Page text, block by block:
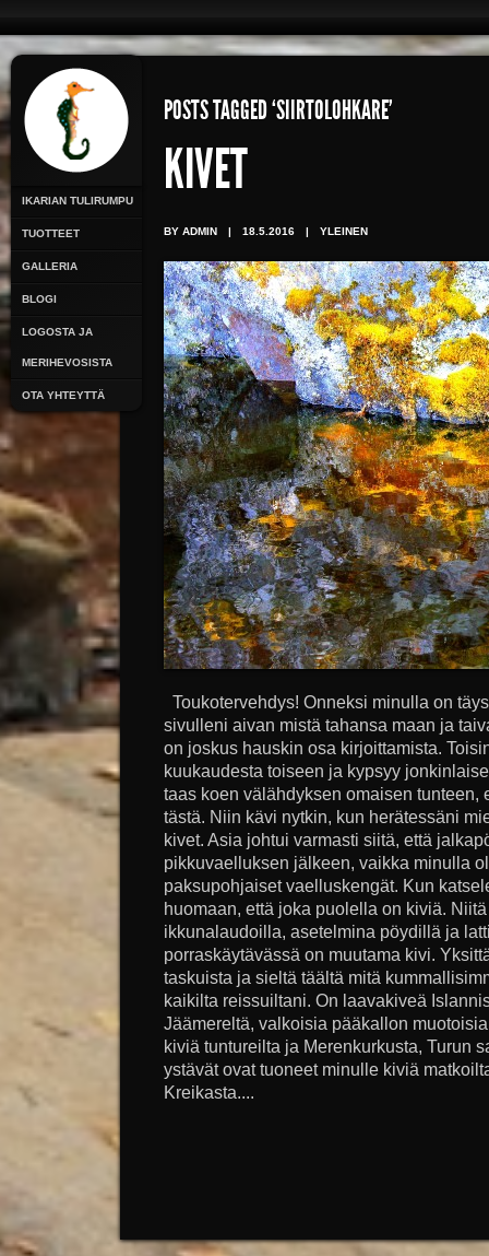
IKARIAN TULIRUMPU
TUOTTEET
GALLERIA
BLOGI
LOGOSTA JA
MERIHEVOSISTA
OTA YHTEYTTÄ
POSTS TAGGED ‘SIIRTOLOHKARE’
KIVET
BY ADMIN | 18.5.2016 | YLEINEN
Toukotervehdys! Onneksi minulla on
sivulleni aivan mistä tahansa maan ja
on joskus hauskin osa kirjoittamista.
kuukaudesta toiseen ja kypsyy
taas koen välähdyksen omaisen tunteen,
tästä. Niin kävi nytkin, kun herätessäni
kivet. Asia johtui varmasti siitä, että
pikkuvaelluksen jälkeen, vaikka minulla
paksupohjaiset vaelluskengät. Kun
huomaan, että joka puolella on kiviä.
ikkunalaudoilla, asetelmina pöydillä ja
porraskäytävässä on muutama kivi.
taskuista ja sieltä täältä mitä
kaikilta reissuiltani. On laavakiveä
Jäämereltä, valkoisia pääkallon
kiviä tuntureilta ja Merenkurkusta, Turun
ystävät ovat tuoneet minulle kiviä
Kreikasta....